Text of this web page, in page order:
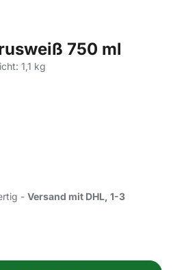
750 ml
1,1 kg
- Versand mit DHL, 1-3